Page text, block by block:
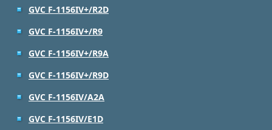
GVC F-1156IV+/R2D
GVC F-1156IV+/R9
GVC F-1156IV+/R9A
GVC F-1156IV+/R9D
GVC F-1156IV/A2A
GVC F-1156IV/E1D